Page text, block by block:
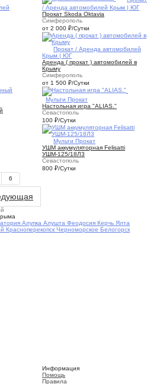
/ Аренда автомобилей Крым | ЮГ
Прокат Skoda Oktavia
Симферополь
от 2 000 ₽/Сутки
Прокат / Аренда автомобилей
Крым | ЮГ
Аренда ( прокат ) автомобилей в
Крыму
Симферополь
от 1 500 ₽/Сутки
Мульти Прокат
Настольная игра "ALIAS."
Севастополь
100 ₽/Сутки
Мульти Прокат
УШМ аккумуляторная Felisatti
УШМ-125/18Л3
Севастополь
800 ₽/Сутки
6
Алупка Алушта Феодосия Керчь Ялта
Красноперекопск Черноморское Белогорск
Информация
Помощь
Правила